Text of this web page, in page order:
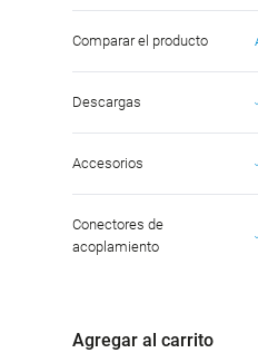
Comparar el producto
Descargas
Accesorios
Conectores de
acoplamiento
Agregar al carrito